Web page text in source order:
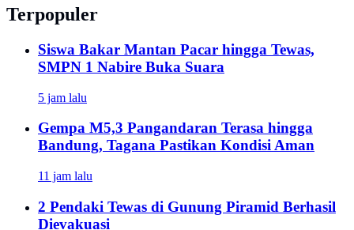
Terpopuler
Siswa Bakar Mantan Pacar hingga Tewas,
SMPN 1 Nabire Buka Suara
5 jam lalu
Gempa M5,3 Pangandaran Terasa hingga
Bandung, Tagana Pastikan Kondisi Aman
11 jam lalu
2 Pendaki Tewas di Gunung Piramid Berhasil
Dievakuasi